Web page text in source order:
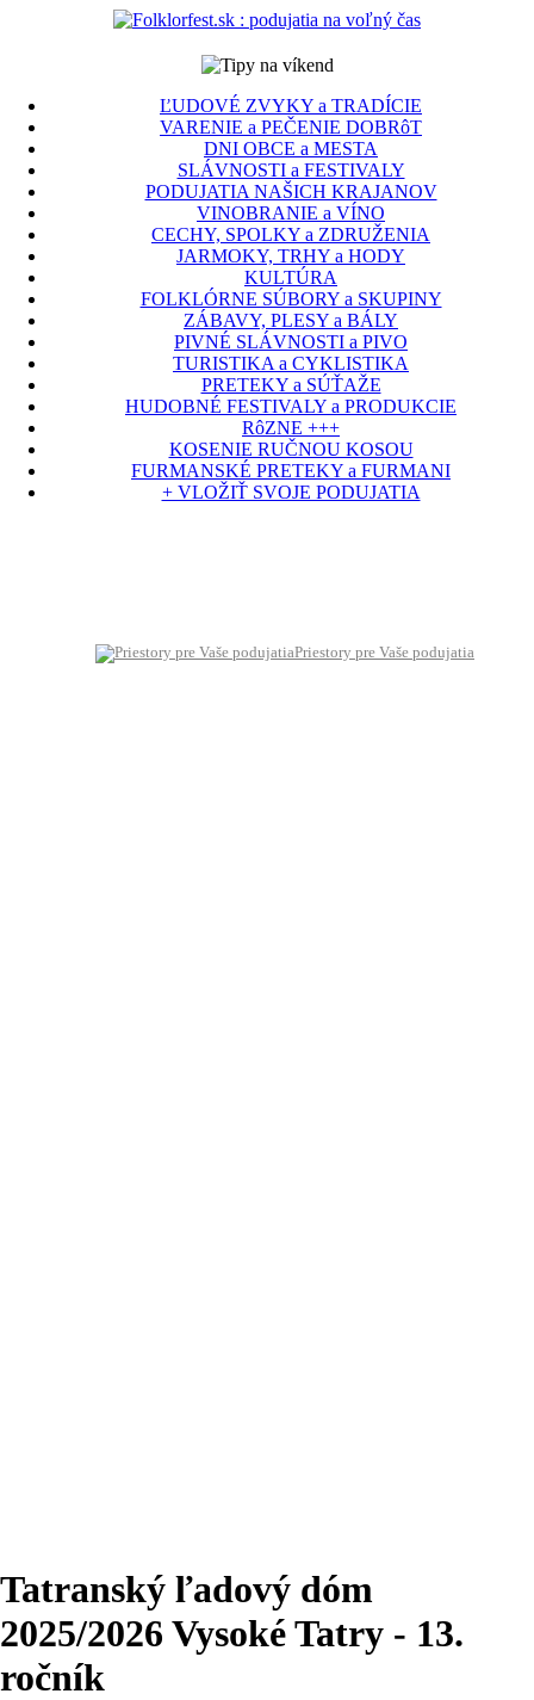
ĽUDOVÉ ZVYKY a TRADÍCIE
VARENIE a PEČENIE DOBRôT
DNI OBCE a MESTA
SLÁVNOSTI a FESTIVALY
PODUJATIA NAŠICH KRAJANOV
VINOBRANIE a VÍNO
CECHY, SPOLKY a ZDRUŽENIA
JARMOKY, TRHY a HODY
KULTÚRA
FOLKLÓRNE SÚBORY a SKUPINY
ZÁBAVY, PLESY a BÁLY
PIVNÉ SLÁVNOSTI a PIVO
TURISTIKA a CYKLISTIKA
PRETEKY a SÚŤAŽE
HUDOBNÉ FESTIVALY a PRODUKCIE
RôZNE +++
KOSENIE RUČNOU KOSOU
FURMANSKÉ PRETEKY a FURMANI
+ VLOŽIŤ SVOJE PODUJATIA
Priestory pre Vaše podujatia
Tatranský ľadový dóm
2025/2026 Vysoké Tatry - 13.
ročník